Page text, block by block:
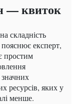
— квиток
складність
експерт,
простим
ресурсів, яких у
менше.